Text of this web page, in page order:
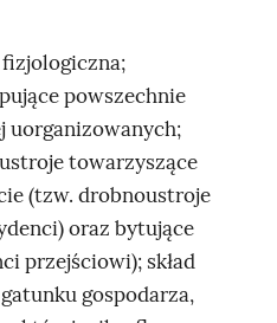
powszechnie
uorganizowanych;
towarzyszące
(tzw. drobnoustroje
oraz bytujące
przejściowi); skład
gospodarza,